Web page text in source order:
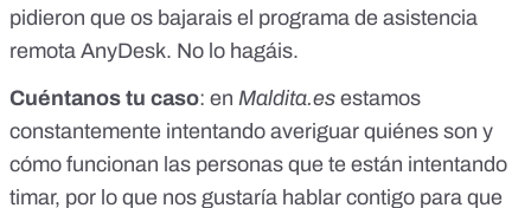
pidieron que os bajarais el programa de asistencia
remota AnyDesk. No lo hagáis.
Cuéntanos tu caso: en Maldita.es estamos
constantemente intentando averiguar quiénes son y
cómo funcionan las personas que te están intentando
timar, por lo que nos gustaría hablar contigo para que